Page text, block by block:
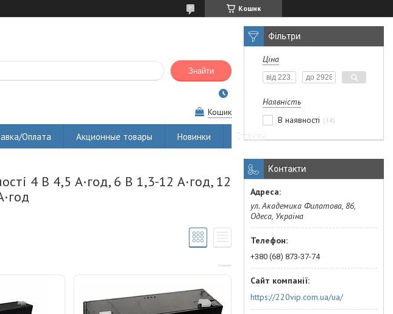
Кошик
Знайти
Кошик
Оплата Акционные товары Новинки Отзывы
4 В 4,5 А·год, 6 В 1,3-12 А·год, 12
Фільтри
Ціна
Наявність
В наявності
14
Контакти
ул. Академика Филатова, 86,
Одеса, Україна
+380 (68) 873-37-74
https://220vip.com.ua/ua/